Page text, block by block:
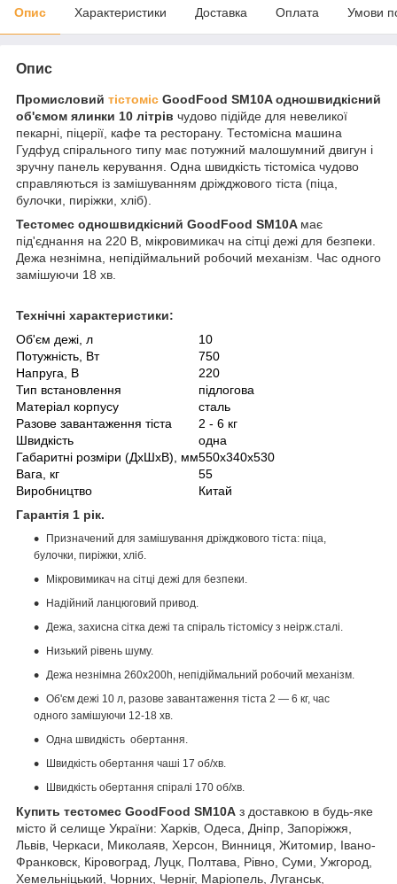
Опис Характеристики Доставка Оплата Умови
Опис
Промисловий тістоміс GoodFood SM10A одношвидкісний
об'ємом ялинки 10 літрів чудово підійде для невеликої
пекарні, піцерії, кафе та ресторану. Тестомісна машина
Гудфуд спірального типу має потужний малошумний двигун і
зручну панель керування. Одна швидкість тістоміса чудово
справляються із замішуванням дріжджового тіста (піца,
булочки, пиріжки, хліб).
Тестомес одношвидкісний GoodFood SM10A має
під'єднання на 220 В, мікровимикач на сітці дежі для безпеки.
Дежа незнімна, непідіймальний робочий механізм. Час одного
замішуючи 18 хв.
Технічні характеристики:
Об'єм дежі, л
10
Потужність, Вт
750
Напруга, В
220
Тип встановлення
підлогова
Матеріал корпусу
сталь
Разове завантаження тіста
2 - 6 кг
Швидкість
одна
Габаритні розміри (ДхШхВ), мм550х340х530
Вага, кг
55
Виробництво
Китай
Гарантія 1 рік.
Призначений для замішування дріжджового тіста: піца,
булочки, пиріжки, хліб.
Мікровимикач на сітці дежі для безпеки.
Надійний ланцюговий привод.
Дежа, захисна сітка дежі та спіраль тістомісу з неірж.сталі.
Низький рівень шуму.
Дежа незнімна 260х200h, непідіймальний робочий механізм.
Об'єм дежі 10 л, разове завантаження тіста 2 — 6 кг, час
одного замішуючи 12-18 хв.
Одна швидкість обертання.
Швидкість обертання чаші 17 об/хв.
Швидкість обертання спіралі 170 об/хв.
Купить тестомес GoodFood SM10A з доставкою в будь-яке
місто й селище України: Харків, Одеса, Дніпр, Запоріжжя,
Львів, Черкаси, Миколаяв, Херсон, Винниця, Житомир, Івано-
Франковск, Кіровоград, Луцк, Полтава, Рівно, Суми, Ужгород,
Хемельніцький, Чорних, Черніг, Маріопель, Луганськ,